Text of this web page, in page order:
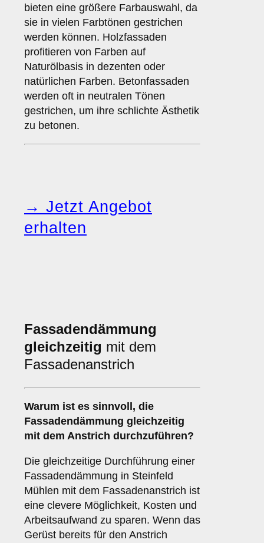
bieten eine größere Farbauswahl, da
sie in vielen Farbtönen gestrichen
werden können. Holzfassaden
profitieren von Farben auf
Naturölbasis in dezenten oder
natürlichen Farben. Betonfassaden
werden oft in neutralen Tönen
gestrichen, um ihre schlichte Ästhetik
zu betonen.
→ Jetzt Angebot
erhalten
Fassadendämmung
gleichzeitig mit dem
Fassadenanstrich
Warum ist es sinnvoll, die
Fassadendämmung gleichzeitig
mit dem Anstrich durchzuführen?
Die gleichzeitige Durchführung einer
Fassadendämmung in Steinfeld
Mühlen mit dem Fassadenanstrich ist
eine clevere Möglichkeit, Kosten und
Arbeitsaufwand zu sparen. Wenn das
Gerüst bereits für den Anstrich